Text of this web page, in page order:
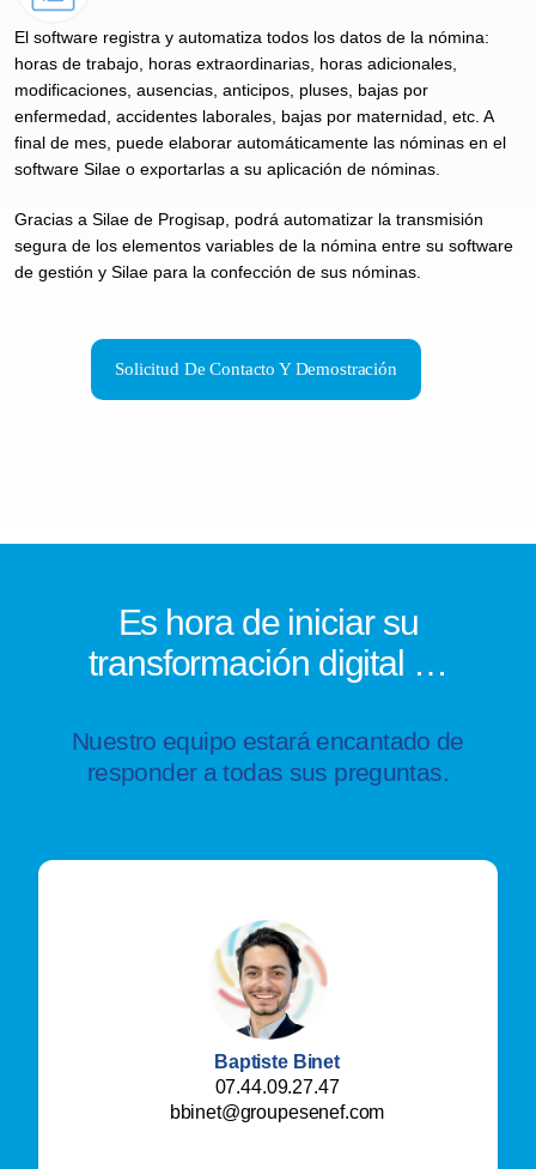
El software registra y automatiza todos los datos de la nómina:
horas de trabajo, horas extraordinarias, horas adicionales,
modificaciones, ausencias, anticipos, pluses, bajas por
enfermedad, accidentes laborales, bajas por maternidad, etc. A
final de mes, puede elaborar automáticamente las nóminas en el
software Silae o exportarlas a su aplicación de nóminas.
Gracias a Silae de Progisap, podrá automatizar la transmisión
segura de los elementos variables de la nómina entre su software
de gestión y Silae para la confección de sus nóminas.
Solicitud De Contacto Y Demostración
Es hora de iniciar su
transformación digital …
Nuestro equipo estará encantado de
responder a todas sus preguntas.
Baptiste Binet
07.44.09.27.47
bbinet@groupesenef.com